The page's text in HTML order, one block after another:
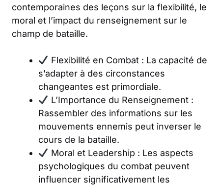
contemporaines des leçons sur la flexibilité, le
moral et l’impact du renseignement sur le
champ de bataille.
Flexibilité en Combat : La capacité de
s’adapter à des circonstances
changeantes est primordiale.
L’Importance du Renseignement :
Rassembler des informations sur les
mouvements ennemis peut inverser le
cours de la bataille.
Moral et Leadership : Les aspects
psychologiques du combat peuvent
influencer significativement les